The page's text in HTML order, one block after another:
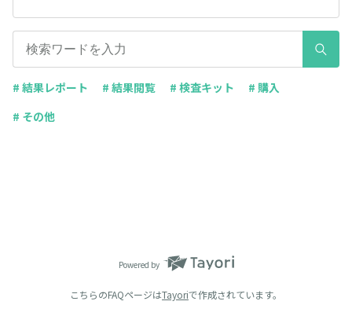
# 結果レポート # 結果閲覧 # 検査キット
# 購入
# その他
Powered by
こちらのFAQページはTayoriで作成されています。